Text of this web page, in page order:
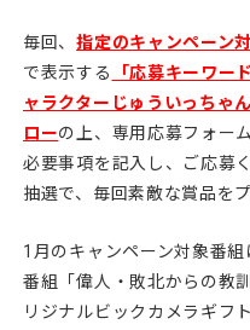
毎回、指定のキャンペーン
で表示する
「応募キーワード
ャラクターじゅういっちゃ
ローの上、専用応募フォー
必要事項を記入し、ご応募
抽選で、毎回素敵な賞品を
1月のキャンペーン対象番
番組「偉人・敗北からの教
リジナルビックカメラギフ